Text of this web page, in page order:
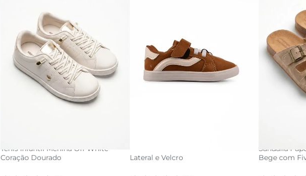
30 31
adicionar a sacola
Tênis Infantil Menina Off White
Coração Dourado
Lateral e Velcro
Sandália
Bege com